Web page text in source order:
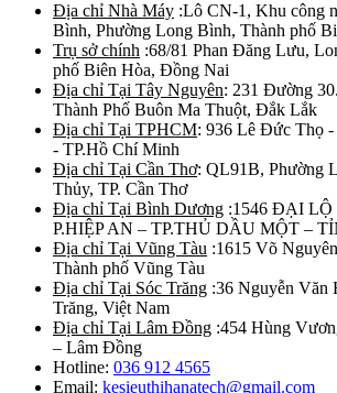
Địa chỉ Nhà Máy :Lô CN-1, Khu công
Bình, Phường Long Bình, Thành phố
Trụ sở chính :68/81 Phan Đăng Lưu,
phố Biên Hòa, Đồng Nai
Địa chỉ Tại Tây Nguyên: 231 Đường
Thành Phố Buôn Ma Thuột, Đắk Lắk
Địa chỉ Tại TPHCM: 936 Lê Đức Thọ -
- TP.Hồ Chí Minh
Địa chỉ Tại Cần Thơ: QL91B, Phường
Thủy, TP. Cần Thơ
Địa chỉ Tại Bình Dương :1546 ĐẠI
P.HIỆP AN – TP.THỦ DẦU MỘT –
Địa chỉ Tại Vũng Tàu :1615 Võ
Thành phố Vũng Tàu
Địa chỉ Tại Sóc Trăng :36 Nguyễn Văn
Trăng, Việt Nam
Địa chỉ Tại Lâm Đồng :454 Hùng
– Lâm Đồng
Hotline: 036 912 4565
Email: kesieuthihanatech@gmail.com